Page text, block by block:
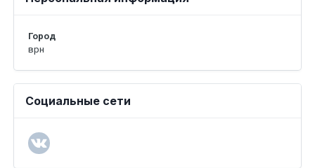
Город
врн
Социальные сети